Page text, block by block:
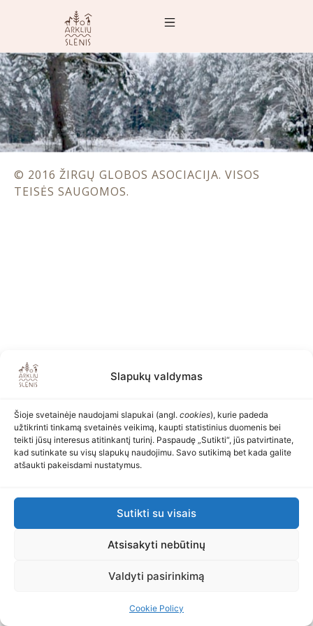
Slapukų valdymas
Šioje svetainėje naudojami slapukai (angl. cookies), kurie padeda
užtikrinti tinkamą svetainės veikimą, kaupti statistinius duomenis bei
teikti jūsų interesus atitinkantį turinį. Paspaudę „Sutikti“, jūs patvirtinate,
kad sutinkate su visų slapukų naudojimu. Savo sutikimą bet kada galite
atšaukti pakeisdami nustatymus.
Sutikti su visais
Atsisakyti nebūtinų
Valdyti pasirinkimą
Cookie Policy
© 2016 ŽIRGŲ GLOBOS ASOCIACIJA. VISOS
TEISĖS SAUGOMOS.